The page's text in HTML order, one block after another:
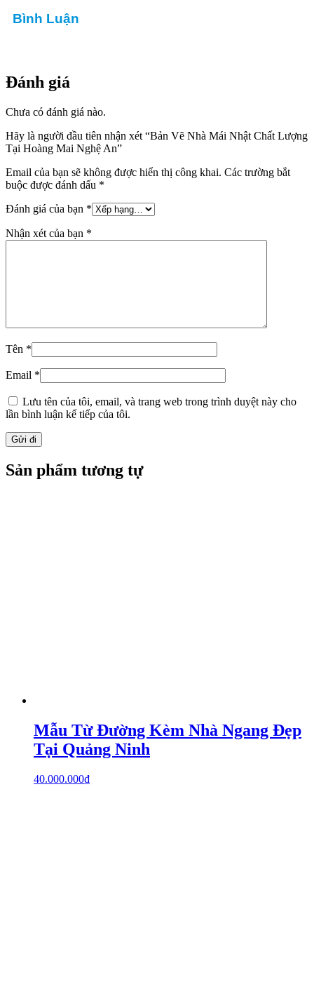
Bình Luận
Đánh giá
Chưa có đánh giá nào.
Hãy là người đầu tiên nhận xét “Bản Vẽ Nhà Mái Nhật Chất Lượng
Tại Hoàng Mai Nghệ An”
Email của bạn sẽ không được hiển thị công khai. Các trường bắt
buộc được đánh dấu *
Đánh giá của bạn *
Nhận xét của bạn *
Tên *
Email *
Lưu tên của tôi, email, và trang web trong trình duyệt này cho
lần bình luận kế tiếp của tôi.
Sản phẩm tương tự
Mẫu Từ Đường Kèm Nhà Ngang Đẹp
Tại Quảng Ninh
40.000.000₫